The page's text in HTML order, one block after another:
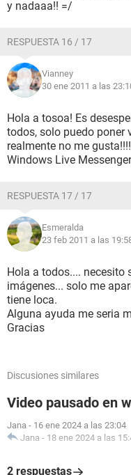
y nadaaa!! =/
RESPUESTA 16 / 17
Vianney
30 ene 2011 a las
Hola a tosoa! Es
todos, solo puedo poner
realmente no me
Windows Live
RESPUESTA 17 / 17
Esmeralda
23 feb 2011 a las
Hola a todos.... necesito
imágenes... solo me
tiene loca.
Alguna ayuda me seria
Gracias
Discusiones similares
Video pausado en
Jana - 16 ene 2024 a las 23:04
Jana - 18 ene 2024 a las
2 respuestas